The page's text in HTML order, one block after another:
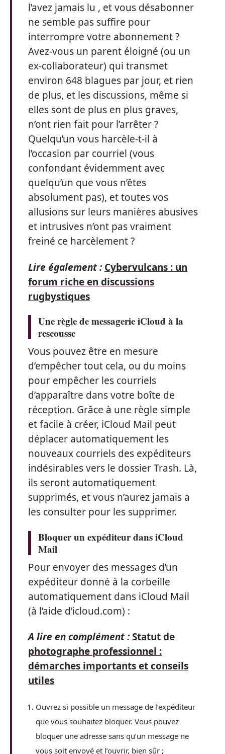
l’avez jamais lu , et vous désabonner
ne semble pas suffire pour
interrompre votre abonnement ?
Avez-vous un parent éloigné (ou un
ex-collaborateur) qui transmet
environ 648 blagues par jour, et rien
de plus, et les discussions, même si
elles sont de plus en plus graves,
n’ont rien fait pour l’arrêter ?
Quelqu’un vous harcèle-t-il à
l’occasion par courriel (vous
confondant évidemment avec
quelqu’un que vous n’êtes
absolument pas), et toutes vos
allusions sur leurs manières abusives
et intrusives n’ont pas vraiment
freiné ce harcèlement ?
Lire également : Cybervulcans : un
forum riche en discussions
rugbystiques
Une règle de messagerie iCloud à la
rescousse
Vous pouvez être en mesure
d’empêcher tout cela, ou du moins
pour empêcher les courriels
d’apparaître dans votre boîte de
réception. Grâce à une règle simple
et facile à créer, iCloud Mail peut
déplacer automatiquement les
nouveaux courriels des expéditeurs
indésirables vers le dossier Trash. Là,
ils seront automatiquement
supprimés, et vous n’aurez jamais a
les consulter pour les supprimer.
Bloquer un expéditeur dans iCloud
Mail
Pour envoyer des messages d’un
expéditeur donné à la corbeille
automatiquement dans iCloud Mail
(à l’aide d’icloud.com) :
A lire en complément :Statut de
photographe professionnel :
démarches importants et conseils
utiles
Ouvrez si possible un message de l’expéditeur
que vous souhaitez bloquer. Vous pouvez
bloquer une adresse sans qu’un message ne
vous soit envoyé et l’ouvrir, bien sûr ;